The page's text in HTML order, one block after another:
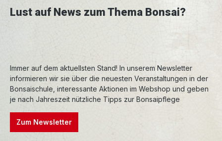
Lust auf News zum Thema Bonsai?
Immer auf dem aktuellsten Stand! In unserem Newsletter
informieren wir sie über die neuesten Veranstaltungen in der
Bonsaischule, interessante Aktionen im Webshop und geben
je nach Jahreszeit nützliche Tipps zur Bonsaipflege
Zum Newsletter